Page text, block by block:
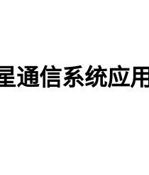
通信系统应用